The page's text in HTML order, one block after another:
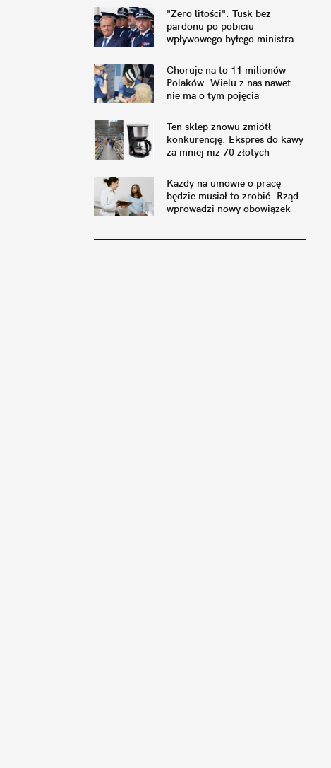
"Zero litości". Tusk bez
pardonu po pobiciu
wpływowego byłego ministra
Choruje na to 11 milionów
Polaków. Wielu z nas nawet
nie ma o tym pojęcia
Ten sklep znowu zmiótł
konkurencję. Ekspres do kawy
za mniej niż 70 złotych
Każdy na umowie o pracę
będzie musiał to zrobić. Rząd
wprowadzi nowy obowiązek